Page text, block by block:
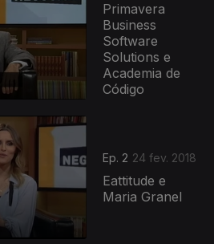
Primavera
Business
Software
Solutions e
Academia de
Código
Ep. 2 24 fev. 2018
Eattitude e
Maria Granel